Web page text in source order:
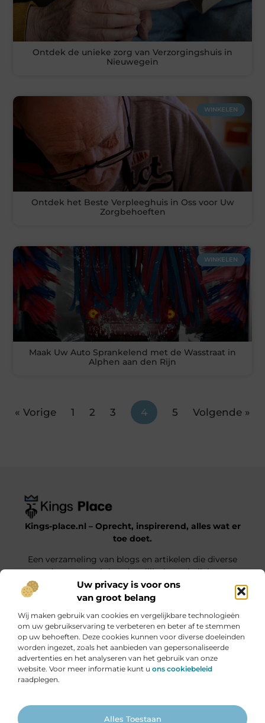
Uw privacy is voor ons
van groot belang
Wij maken gebruik van cookies en vergelijkbare technologieën
om uw gebruikservaring te verbeteren en beter af te stemmen
op uw behoeften. Deze cookies kunnen voor diverse doeleinden
worden ingezet, zoals het aanbieden van gepersonaliseerde
advertenties en het analyseren van het gebruik van onze
website. Voor meer informatie kunt u ons cookiebeleid
raadplegen.
Alles Toestaan Ga Naar
Ontdek de unieke zorg van Verzorgingshuis in
Nieuwegein
WINKELEN
Ontdek het Beste Verpleeghuis in Oss voor Uw
Zorgbehoeften
WINKELEN
Maak Uw Auto Sprankelend met de Wasstraat in
Alphen aan den Rijn
« Vorige 1 2 3 4 5 Volgende »
Kings-place.nl – Oprecht, inspirerend, alles wat er
toe doet.
Een verzameling van blogs en artikelen die diverse
onderwerpen uit het dagelijks leven belichten.
Onze informatie
Bericht categorie